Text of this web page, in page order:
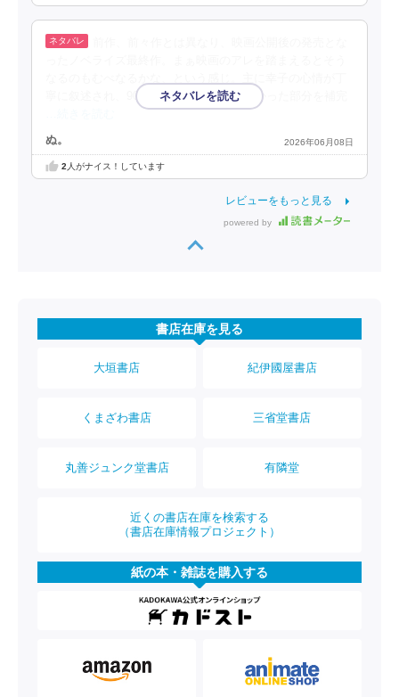
寧に叙述され、90分の尺では描き切れなかった部分を補完
ぬ。 2026年06月08日
2人がナイス！しています
レビューをもっと見る
powered by
書店在庫を見る
大垣書店 紀伊國屋書店
くまざわ書店 三省堂書店
丸善ジュンク堂書店 有隣堂
近くの書店在庫を検索する
（書店在庫情報プロジェクト）
紙の本・雑誌を購入する